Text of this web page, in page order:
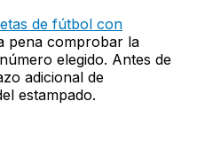
de fútbol con
pena comprobar la
elegido. Antes de
adicional de
estampado.